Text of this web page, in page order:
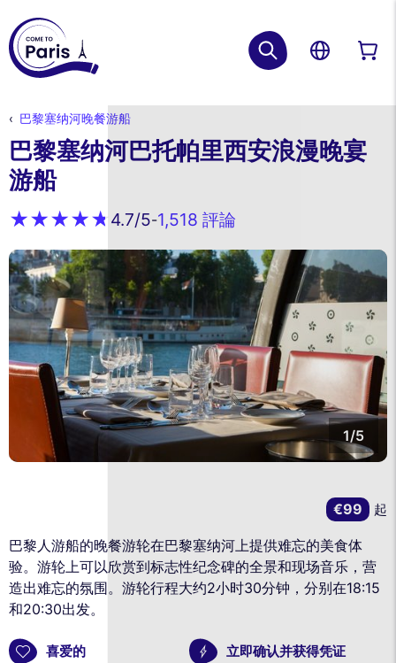
巴黎塞纳河晚餐游船
巴黎塞纳河巴托帕里西安浪漫晚宴
游船
4.7/5-1,518 評論
1/5
巴黎人游船的晚餐游轮在巴黎塞纳河上提供难忘的美食体
验。游轮上可以欣赏到标志性纪念碑的全景和现场音乐，营
造出难忘的氛围。游轮行程大约2小时30分钟，分别在18:15
和20:30出发。
喜爱的
立即确认并获得凭证
€99 起